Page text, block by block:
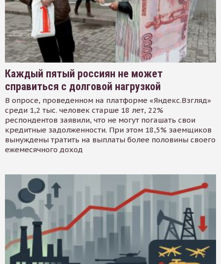
Каждый пятый россиян не может
справиться с долговой нагрузкой
В опросе, проведенном на платформе «Яндекс.Взгляд»
среди 1,2 тыс. человек старше 18 лет, 22%
респондентов заявили, что не могут погашать свои
кредитные задолженности. При этом 18,5% заемщиков
вынуждены тратить на выплаты более половины своего
ежемесячного доход